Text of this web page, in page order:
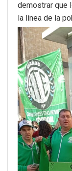
demostrar que
la línea de la